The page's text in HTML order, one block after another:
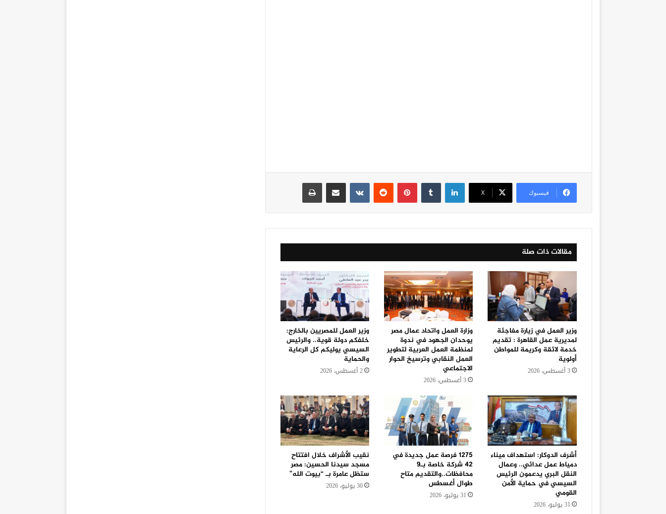
فيسبوك ‫X
لينكدإن بينتيريست
مقالات ذات صلة
وزير العمل في زيارة مفاجئة
لمديرية عمل القاهرة : تقديم
خدمة لائقة وكريمة للمواطن
أولوية
3 أغسطس، 2026
وزارة العمل واتحاد عمال مصر
يوحدان الجهود في ندوة
لمنظمة العمل العربية لتطوير
العمل النقابي وترسيخ الحوار
الاجتماعي
3 أغسطس، 2026
وزير العمل للمصريين بالخارج:
خلفكم دولة قوية.. والرئيس
السيسي يوليكم كل الرعاية
والحماية
2 أغسطس، 2026
أشرف الدوكار: استهداف ميناء
دمياط عمل عدائي.. وعمال
النقل البري يدعمون الرئيس
السيسي في حماية الأمن
القومي
31 يوليو، 2026
1275 فرصة عمل جديدة في
42 شركة خاصة بـ9
محافظات..والتقديم متاح
طوال أغسطس
31 يوليو، 2026
نقيب الأشراف خلال افتتاح
مسجد سيدنا الحسين: مصر
ستظل عامرة بـ “بيوت الله”
30 يوليو، 2026